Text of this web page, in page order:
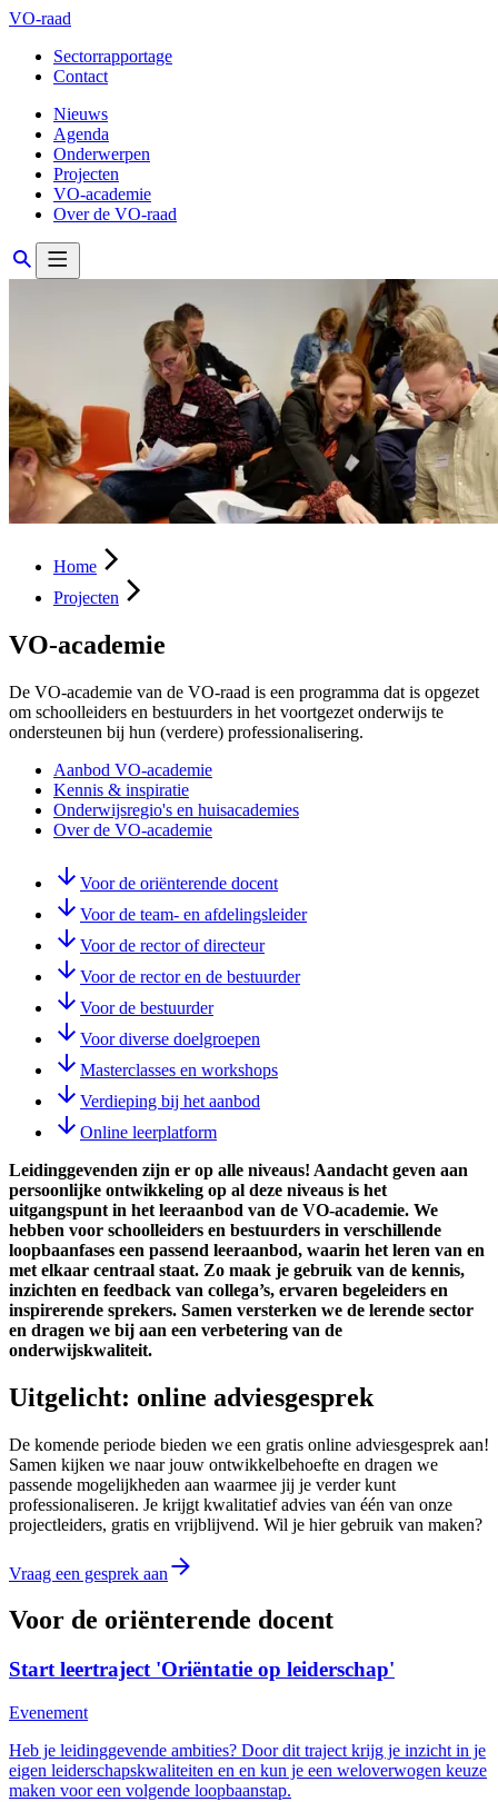
VO-raad
Sectorrapportage
Contact
Nieuws
Agenda
Onderwerpen
Projecten
VO-academie
Over de VO-raad
Home
Projecten
VO-academie
De VO-academie van de VO-raad is een programma dat is opgezet
om schoolleiders en bestuurders in het voortgezet onderwijs te
ondersteunen bij hun (verdere) professionalisering.
Aanbod VO-academie
Kennis & inspiratie
Onderwijsregio's en huisacademies
Over de VO-academie
Voor de oriënterende docent
Voor de team- en afdelingsleider
Voor de rector of directeur
Voor de rector en de bestuurder
Voor de bestuurder
Voor diverse doelgroepen
Masterclasses en workshops
Verdieping bij het aanbod
Online leerplatform
Leidinggevenden zijn er op alle niveaus! Aandacht geven aan
persoonlijke ontwikkeling op al deze niveaus is het
uitgangspunt in het leeraanbod van de VO-academie. We
hebben voor schoolleiders en bestuurders in verschillende
loopbaanfases een passend leeraanbod, waarin het leren van en
met elkaar centraal staat. Zo maak je gebruik van de kennis,
inzichten en feedback van collega’s, ervaren begeleiders en
inspirerende sprekers. Samen versterken we de lerende sector
en dragen we bij aan een verbetering van de
onderwijskwaliteit.
Uitgelicht: online adviesgesprek
De komende periode bieden we een gratis online adviesgesprek aan!
Samen kijken we naar jouw ontwikkelbehoefte en dragen we
passende mogelijkheden aan waarmee jij je verder kunt
professionaliseren. Je krijgt kwalitatief advies van één van onze
projectleiders, gratis en vrijblijvend. Wil je hier gebruik van maken?
Vraag een gesprek aan
Voor de oriënterende docent
Start leertraject 'Oriëntatie op leiderschap'
Evenement
Heb je leidinggevende ambities? Door dit traject krijg je inzicht in je
eigen leiderschapskwaliteiten en en kun je een weloverwogen keuze
maken voor een volgende loopbaanstap.